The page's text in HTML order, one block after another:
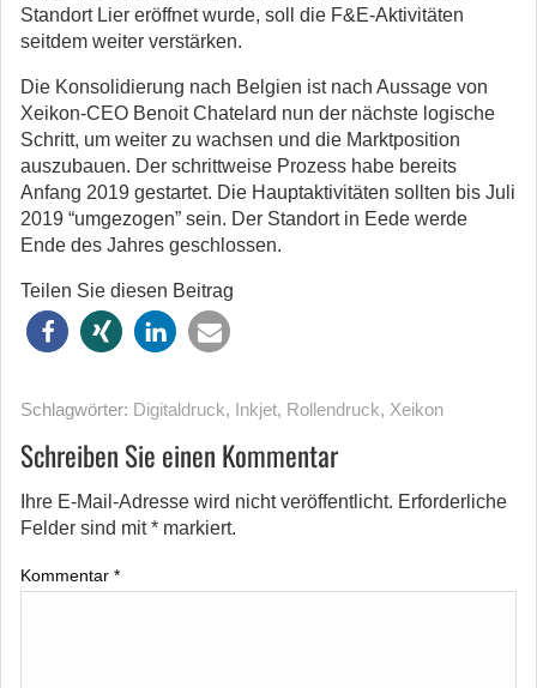
Standort Lier eröffnet wurde, soll die F&E-Aktivitäten
seitdem weiter verstärken.
Die Konsolidierung nach Belgien ist nach Aussage von
Xeikon-CEO Benoit Chatelard nun der nächste logische
Schritt, um weiter zu wachsen und die Marktposition
auszubauen. Der schrittweise Prozess habe bereits
Anfang 2019 gestartet. Die Hauptaktivitäten sollten bis Juli
2019 “umgezogen” sein. Der Standort in Eede werde
Ende des Jahres geschlossen.
Teilen Sie diesen Beitrag
Schlagwörter: Digitaldruck, Inkjet, Rollendruck, Xeikon
Schreiben Sie einen Kommentar
Ihre E-Mail-Adresse wird nicht veröffentlicht. Erforderliche
Felder sind mit* markiert.
Kommentar *